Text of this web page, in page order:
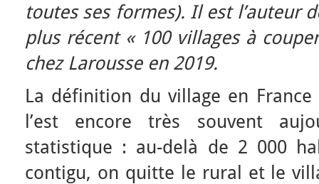
toutes ses formes). Il est l’auteur
plus récent « 100 villages à
chez Larousse en 2019.
La définition du village en
l’est encore très souvent
statistique : au-delà de 2 000
contigu, on quitte le rural et le